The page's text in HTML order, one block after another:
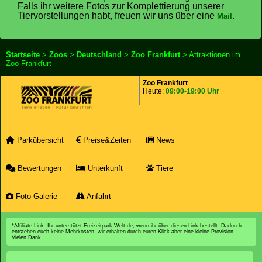
Falls ihr weitere Fotos zur Komplettierung unserer
Tiervorstellungen habt, freuen wir uns über eine Mail .
Startseite > Zoos > Deutschland > Zoo Frankfurt> Attraktionen im
Zoo Frankfurt
Zoo Frankfurt
Heute: 09:00-19:00 Uhr
Parkübersicht Preise&Zeiten News
Bewertungen Unterkunft Tiere
Foto-Galerie Anfahrt
*Affiliate Link: Ihr unterstützt Freizeitpark-Welt.de, wenn ihr über diesen Link bestellt. Dadurch
entstehen euch keine Mehrkosten, wir erhalten durch euren Klick aber eine kleine Provision.
Vielen Dank.